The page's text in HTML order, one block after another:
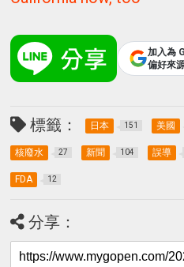
加入為
偏好來
標籤： 日本 151 美國
核廢水 27 新聞 104 誤導
FDA 12
分享：